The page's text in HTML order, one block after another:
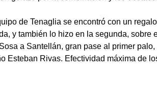
de Tenaglia se encontró con un
y también lo hizo en la segunda, sobre
a Santellán, gran pase al primer
Esteban Rivas. Efectividad máxima de